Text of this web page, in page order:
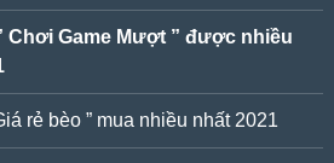
Chơi Game Mượt ” được nhiều
rẻ bèo ” mua nhiều nhất 2021